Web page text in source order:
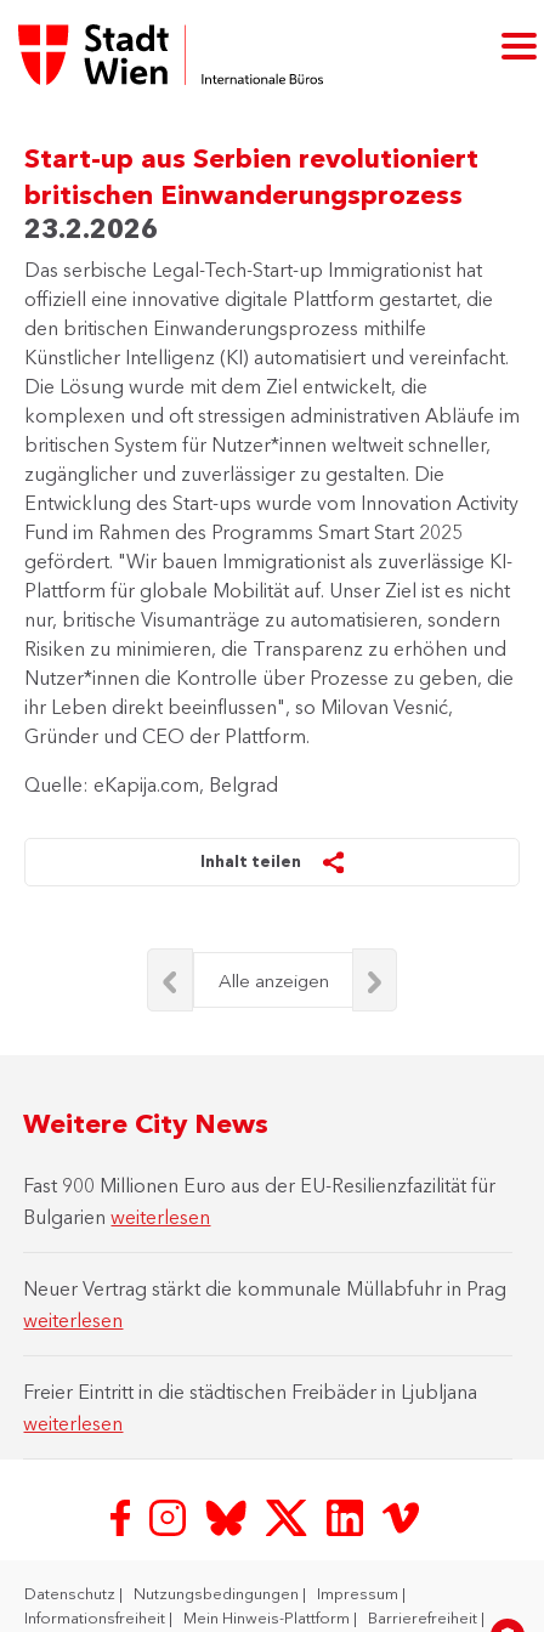
Start-up aus Serbien revolutioniert
britischen Einwanderungsprozess
23.2.2026
Das serbische Legal-Tech-Start-up Immigrationist hat
offiziell eine innovative digitale Plattform gestartet, die
den britischen Einwanderungsprozess mithilfe
Künstlicher Intelligenz (KI) automatisiert und vereinfacht.
Die Lösung wurde mit dem Ziel entwickelt, die
komplexen und oft stressigen administrativen Abläufe im
britischen System für Nutzer*innen weltweit schneller,
zugänglicher und zuverlässiger zu gestalten. Die
Entwicklung des Start-ups wurde vom Innovation Activity
Fund im Rahmen des Programms Smart Start 2025
gefördert. "Wir bauen Immigrationist als zuverlässige KI-
Plattform für globale Mobilität auf. Unser Ziel ist es nicht
nur, britische Visumanträge zu automatisieren, sondern
Risiken zu minimieren, die Transparenz zu erhöhen und
Nutzer*innen die Kontrolle über Prozesse zu geben, die
ihr Leben direkt beeinflussen", so Milovan Vesnić,
Gründer und CEO der Plattform.
Quelle: eKapija.com, Belgrad
Inhalt teilen
Alle anzeigen
Weitere City News
Fast 900 Millionen Euro aus der EU-Resilienzfazilität für
Bulgarienweiterlesen
Neuer Vertrag stärkt die kommunale Müllabfuhr in Prag
weiterlesen
Freier Eintritt in die städtischen Freibäder in Ljubljana
weiterlesen
Datenschutz Nutzungsbedingungen
Impressum
Informationsfreiheit
Mein Hinweis-Plattform Barrierefreiheit